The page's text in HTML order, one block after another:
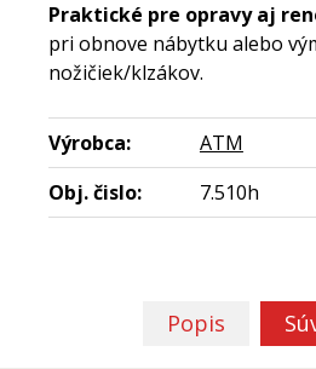
Praktické pre opravy aj
pri obnove nábytku alebo
nožičiek/klzákov.
Výrobca:
ATM
Obj. čislo:
7.510h
Popis